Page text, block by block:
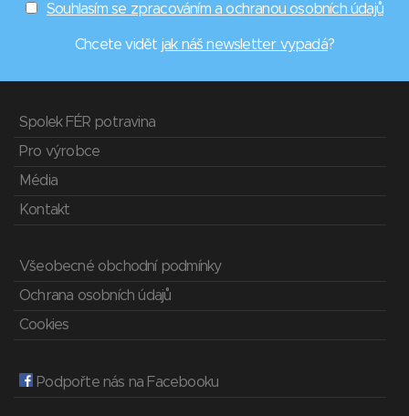
Souhlasím se zpracováním a ochranou osobních údajů
Chcete vidět jak náš newsletter vypadá?
Spolek FÉR potravina
Pro výrobce
Média
Kontakt
Všeobecné obchodní podmínky
Ochrana osobních údajů
Cookies
Podpořte nás na Facebooku